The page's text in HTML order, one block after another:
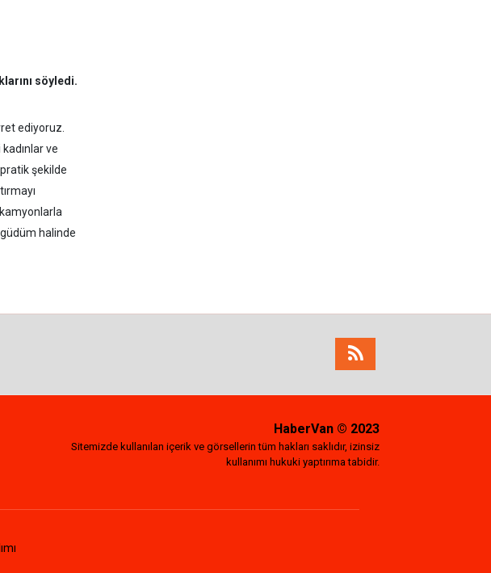
söyledi.
ediyoruz.
ve
pratik şekilde
halinde
HaberVan © 2023
Sitemizde kullanılan içerik ve görsellerin tüm hakları saklıdır, izinsiz
kullanımı hukuki yaptırıma tabidir.